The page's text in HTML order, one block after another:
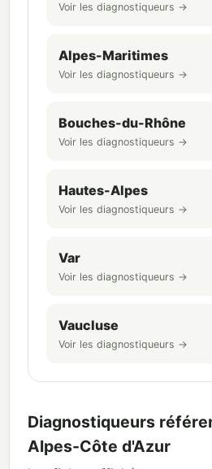
Voir les diagnostiqueurs →
Alpes-Maritimes
Voir les diagnostiqueurs →
Bouches-du-Rhône
Voir les diagnostiqueurs →
Hautes-Alpes
Voir les diagnostiqueurs →
Var
Voir les diagnostiqueurs →
Vaucluse
Voir les diagnostiqueurs →
Diagnostiqueurs
Alpes-Côte d'Azur